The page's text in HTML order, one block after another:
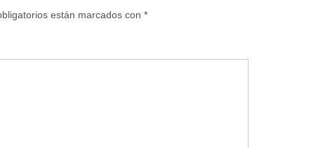
están marcados con *